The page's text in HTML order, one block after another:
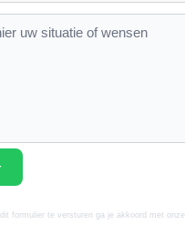
formulier te versturen ga je akkoord met onze